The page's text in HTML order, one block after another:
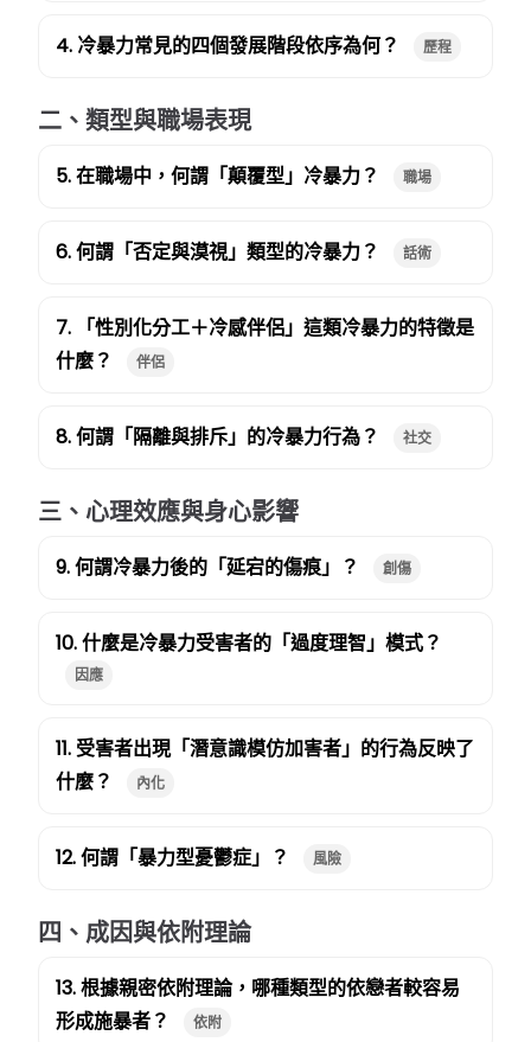
4. 冷暴力常見的四個發展階段依序為何？ 歷程
二、類型與職場表現
5. 在職場中，何謂「顛覆型」冷暴力？ 職場
6. 何謂「否定與漠視」類型的冷暴力？ 話術
7. 「性別化分工＋冷感伴侶」這類冷暴力的特徵是
什麼？
伴侶
8. 何謂「隔離與排斥」的冷暴力行為？ 社交
三、心理效應與身心影響
9. 何謂冷暴力後的「延宕的傷痕」？ 創傷
10. 什麼是冷暴力受害者的「過度理智」模式？
因應
11. 受害者出現「潛意識模仿加害者」的行為反映了
什麼？
內化
12. 何謂「暴力型憂鬱症」？ 風險
四、成因與依附理論
13. 根據親密依附理論，哪種類型的依戀者較容易
形成施暴者？
依附